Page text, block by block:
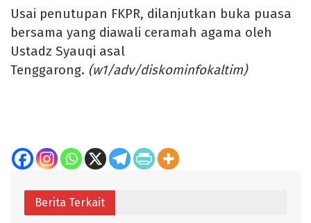
Usai penutupan FKPR, dilanjutkan buka puasa
bersama yang diawali ceramah agama oleh
Ustadz Syauqi asal
Tenggarong. (w1/adv/diskominfokaltim)
Berita Terkait